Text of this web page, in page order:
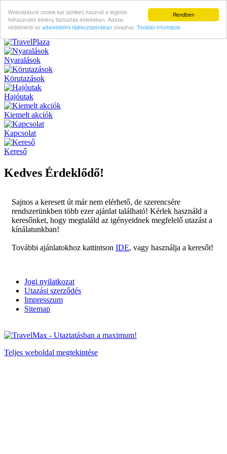
Rendben
Weboldalunk cookie-kat (sütiket) használ a legjobb
felhasználói élmény biztosítás érdekében. Adatai
védelméröl az adatvédelmi tájékoztatónkban olvashat. További információ
Nyaralások
Körutazások
Hajóutak
Kiemelt akciók
Kapcsolat
Kereső
Kedves Érdeklődő!
Sajnos a keresett út már nem elérhető, de szerencsére
rendszerünkben több ezer ajánlat található! Kérlek használd a
keresőnket, hogy megtaláld az igényeidnek megfelelő utazást a
kínálatunkban!
További ajánlatokhoz kattintson IDE, vagy használja a keresőt!
Jogi nyilatkozat
Utazási szerződés
Impresszum
Sitemap
Teljes weboldal megtekintése